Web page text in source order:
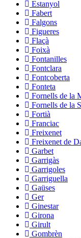
Estanyol
Fabert
Falgons
Figueres
Flaçà
Foixà
Fontanilles
Fontclara
Fontcoberta
Fonteta
Fornells de la
Fornells de la
Fortià
Franciac
Freixenet
Freixenet de
Garbet
Garrigàs
Garrigoles
Garriguella
Gaüses
Ger
Ginestar
Girona
Girult
Gombrèn